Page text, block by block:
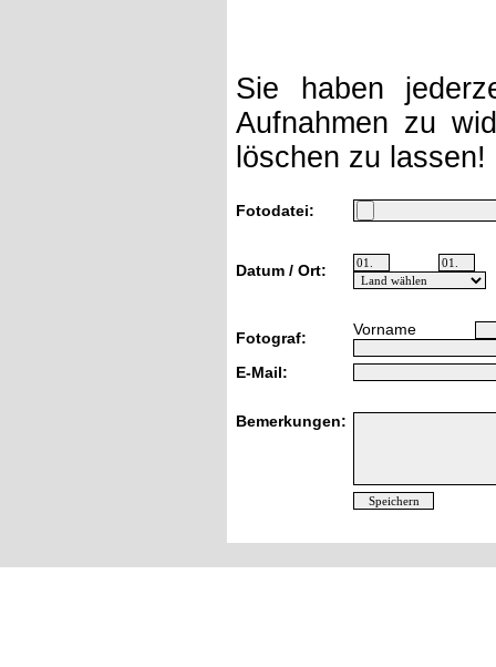
Sie haben
Aufnahmen zu
löschen zu
Fotodatei:
Datum / Ort:
Fotograf: Vorname
E-Mail:
Bemerkungen: